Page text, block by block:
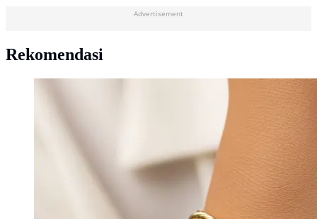
Advertisement
Rekomendasi